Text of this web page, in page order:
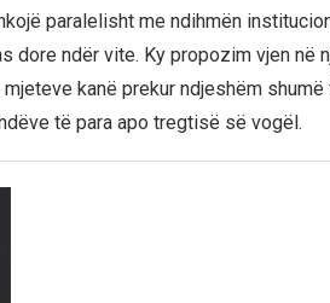
paralelisht me ndihmën
dore ndër vite. Ky propozim vjen në
kanë prekur ndjeshëm shumë
të para apo tregtisë së vogël.